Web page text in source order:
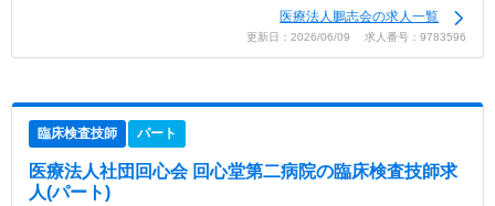
医療法人鵬志会の求人一覧
更新日：2026/06/09 求人番号：9783596
臨床検査技師 パート
医療法人社団回心会 回心堂第二病院の臨床検査技師求
人(パート)